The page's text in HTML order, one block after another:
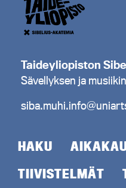
Taideyliopiston
Sävellyksen ja
HAKU
TIIVISTELMÄT